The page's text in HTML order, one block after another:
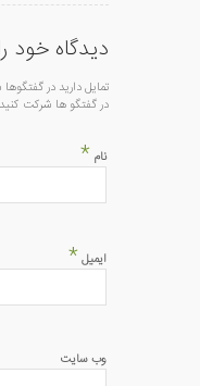
دیدگاه خود
تمایل دارید در
در گفتگو ها شرکت
نام *
ایمیل*
وب‌ سایت